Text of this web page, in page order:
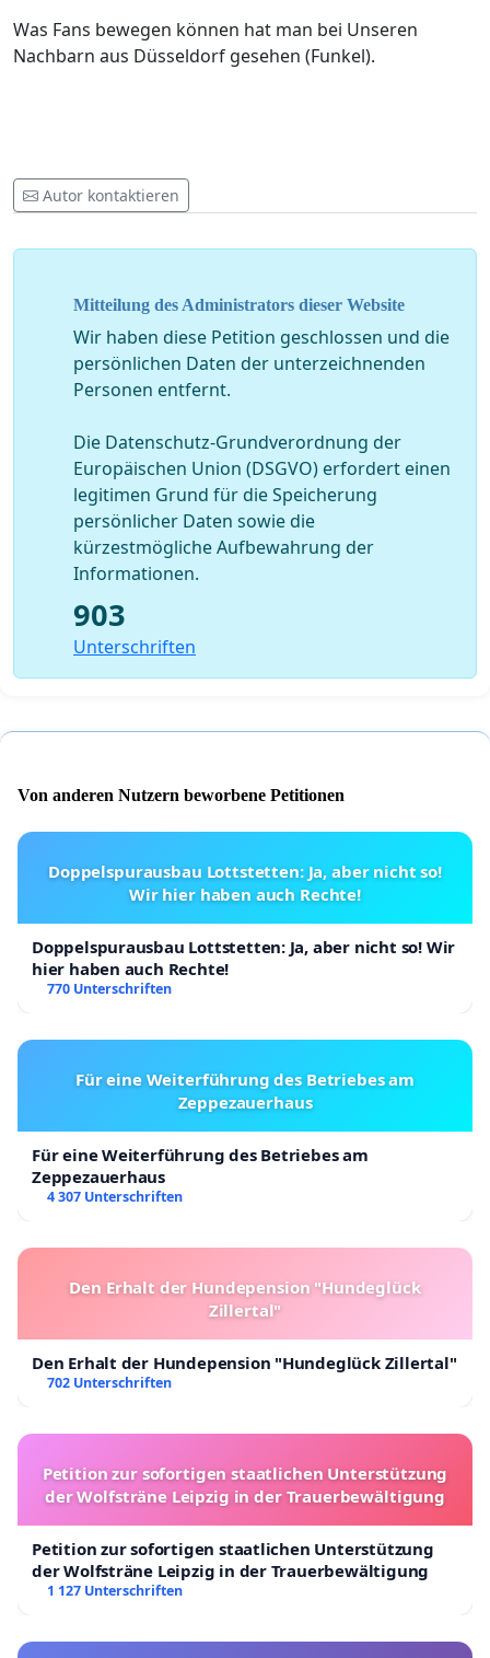
Was Fans bewegen können hat man bei Unseren
Nachbarn aus Düsseldorf gesehen (Funkel).
Autor kontaktieren
Mitteilung des Administrators dieser Website
Wir haben diese Petition geschlossen und die
persönlichen Daten der unterzeichnenden
Personen entfernt.
Die Datenschutz-Grundverordnung der
Europäischen Union (DSGVO) erfordert einen
legitimen Grund für die Speicherung
persönlicher Daten sowie die
kürzestmögliche Aufbewahrung der
Informationen.
903
Unterschriften
Von anderen Nutzern beworbene Petitionen
Doppelspurausbau Lottstetten: Ja, aber nicht so!
Wir hier haben auch Rechte!
Doppelspurausbau Lottstetten: Ja, aber nicht so! Wir
hier haben auch Rechte!
770 Unterschriften
Für eine Weiterführung des Betriebes am
Zeppezauerhaus
Für eine Weiterführung des Betriebes am
Zeppezauerhaus
4 307 Unterschriften
Den Erhalt der Hundepension "Hundeglück
Zillertal"
Den Erhalt der Hundepension "Hundeglück Zillertal"
702 Unterschriften
Petition zur sofortigen staatlichen Unterstützung
der Wolfsträne Leipzig in der Trauerbewältigung
Petition zur sofortigen staatlichen Unterstützung
der Wolfsträne Leipzig in der Trauerbewältigung
1 127 Unterschriften